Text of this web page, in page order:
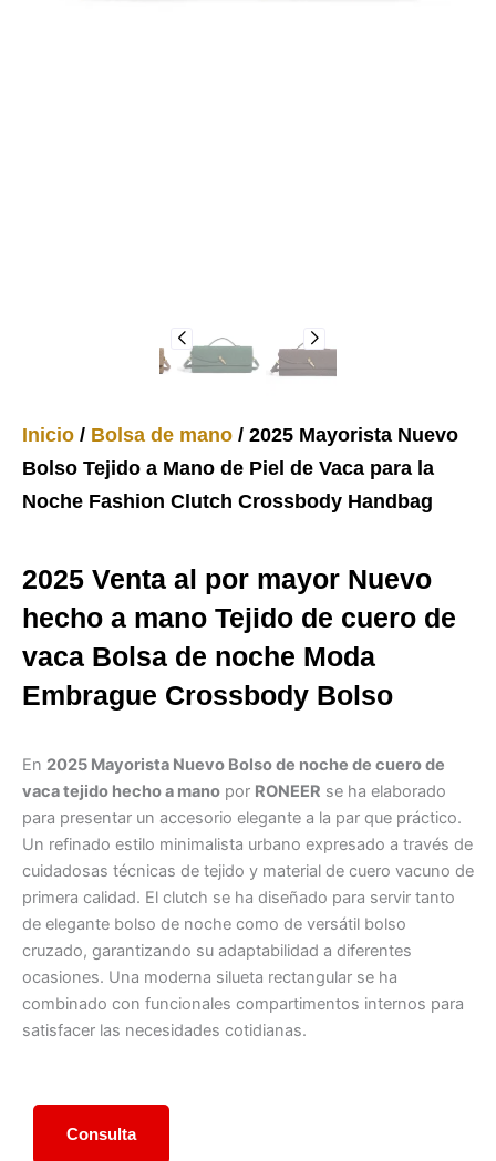
Inicio / Bolsa de mano / 2025 Mayorista Nuevo
Bolso Tejido a Mano de Piel de Vaca para la
Noche Fashion Clutch Crossbody Handbag
2025 Venta al por mayor Nuevo
hecho a mano Tejido de cuero de
vaca Bolsa de noche Moda
Embrague Crossbody Bolso
En 2025 Mayorista Nuevo Bolso de noche de cuero de
vaca tejido hecho a mano por RONEER se ha elaborado
para presentar un accesorio elegante a la par que práctico.
Un refinado estilo minimalista urbano expresado a través de
cuidadosas técnicas de tejido y material de cuero vacuno de
primera calidad. El clutch se ha diseñado para servir tanto
de elegante bolso de noche como de versátil bolso
cruzado, garantizando su adaptabilidad a diferentes
ocasiones. Una moderna silueta rectangular se ha
combinado con funcionales compartimentos internos para
satisfacer las necesidades cotidianas.
Consulta